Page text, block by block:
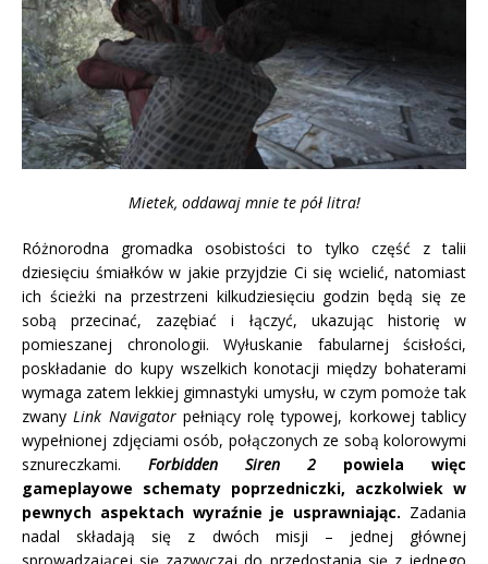
Mietek, oddawaj mnie te pół litra!
Różnorodna gromadka osobistości to tylko część z talii
dziesięciu śmiałków w jakie przyjdzie Ci się wcielić, natomiast
ich ścieżki na przestrzeni kilkudziesięciu godzin będą się ze
sobą przecinać, zazębiać i łączyć, ukazując historię w
pomieszanej chronologii. Wyłuskanie fabularnej ścisłości,
poskładanie do kupy wszelkich konotacji między bohaterami
wymaga zatem lekkiej gimnastyki umysłu, w czym pomoże tak
zwanyLink Navigatorpełniący rolę typowej, korkowej tablicy
wypełnionej zdjęciami osób, połączonych ze sobą kolorowymi
sznureczkami. Forbidden Siren 2 powiela więc
gameplayowe schematy poprzedniczki, aczkolwiek w
pewnych aspektach wyraźnie je usprawniając. Zadania
nadal składają się z dwóch misji – jednej głównej